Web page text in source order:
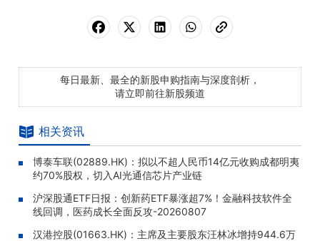
每日最新、最全的新股申购指南与深度剖析，
请立即前往新股频道
相关资讯
博泰车联(02889.HK)：拟以不超人民币14亿元收购成都明夷
约70%股权，切入AI光通信芯片产业链
沪深股通ETF日报：创新药ETF暴涨超7%！金融科技软件全
线回调，医药成长全面反攻-20260807
汉港控股(01663.HK)：主席及主要股东汪林冰增持944.6万